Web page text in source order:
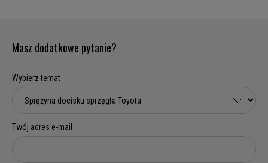
Masz dodatkowe pytanie?